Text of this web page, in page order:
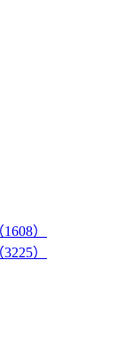
）
）